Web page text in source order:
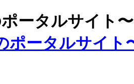
ータルサイト〜